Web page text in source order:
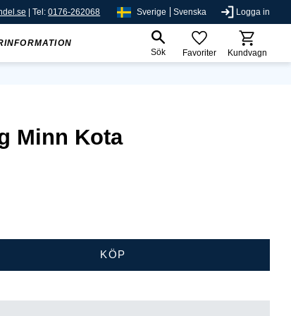
| Tel:0176-262068 Sverige Svenska Logga in
Sök
Favoriter Kundvagn
Minn Kota
KÖP